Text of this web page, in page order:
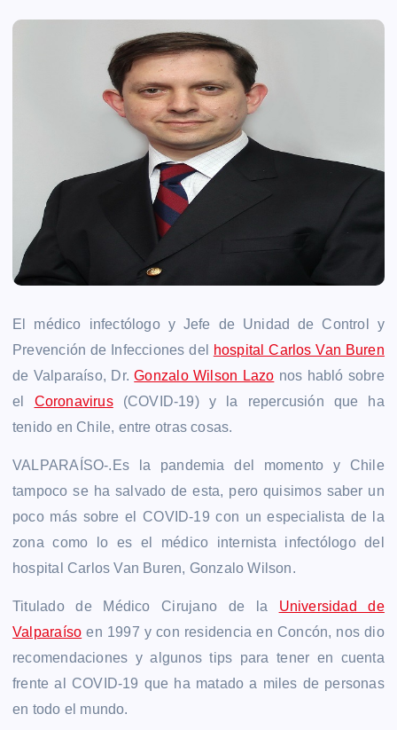
El médico infectólogo y Jefe de Unidad de Control y
Prevención de Infecciones del
hospital Carlos Van Buren
de Valparaíso, Dr.Gonzalo Wilson Lazo nos habló sobre
el Coronavirus(COVID-19) y la repercusión que ha
tenido en Chile, entre otras cosas.
VALPARAÍSO-.Es la pandemia del momento y Chile
tampoco se ha salvado de esta, pero quisimos saber un
poco más sobre el COVID-19 con un especialista de la
zona como lo es el médico internista infectólogo del
hospital Carlos Van Buren, Gonzalo Wilson.
Titulado de Médico Cirujano de la Universidad de
Valparaíso en 1997 y con residencia en Concón, nos dio
recomendaciones y algunos tips para tener en cuenta
frente al COVID-19 que ha matado a miles de personas
en todo el mundo.